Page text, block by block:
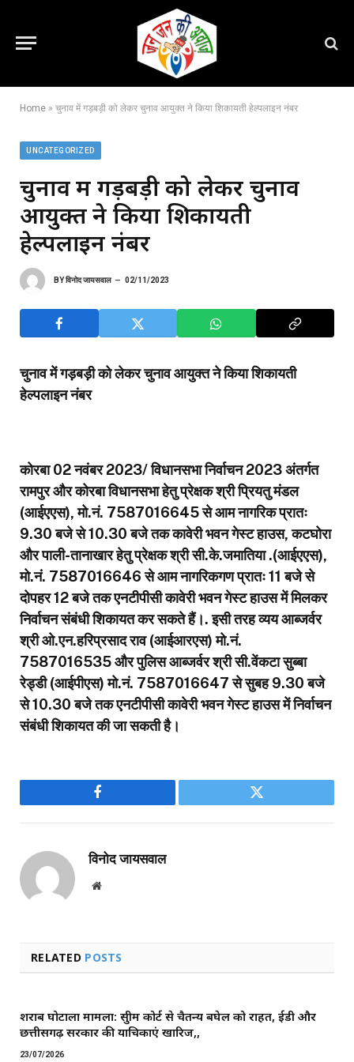
Home » चुनाव में गड़बड़ी को लेकर चुनाव आयुक्त ने किया शिकायती हेल्पलाइन नंबर
UNCATEGORIZED
चुनाव में गड़बड़ी को लेकर चुनाव
आयुक्त ने किया शिकायती
हेल्पलाइन नंबर
BYविनोद जायसवाल 02/11/2023
चुनाव में गड़बड़ी को लेकर चुनाव आयुक्त ने किया शिकायती
हेल्पलाइन नंबर
कोरबा 02 नवंबर 2023/ विधानसभा निर्वाचन 2023 अंतर्गत
रामपुर और कोरबा विधानसभा हेतु प्रेक्षक श्री प्रियतु मंडल
(आईएएस), मो.नं. 7587016645 से आम नागरिक प्रातः
9.30 बजे से 10.30 बजे तक कावेरी भवन गेस्ट हाउस, कटघोरा
और पाली-तानाखार हेतु प्रेक्षक श्री सी.के.जमातिया .(आईएएस),
मो.नं. 7587016646 से आम नागरिकगण प्रातः 11 बजे से
दोपहर 12 बजे तक एनटीपीसी कावेरी भवन गेस्ट हाउस में मिलकर
निर्वाचन संबंधी शिकायत कर सकते हैं।. इसी तरह व्यय आब्जर्वर
श्री ओ.एन.हरिप्रसाद राव (आईआरएस) मो.नं.
7587016535 और पुलिस आब्जर्वर श्री सी.वेंकटा सुब्बा
रेड्डी (आईपीएस) मो.नं. 7587016647 से सुबह 9.30 बजे
से 10.30 बजे तक एनटीपीसी कावेरी भवन गेस्ट हाउस में निर्वाचन
संबंधी शिकायत की जा सकती है।
Facebook Twitter
विनोद जायसवाल
Website
RELATED POSTS
शराब घोटाला मामला: सुप्रीम कोर्ट से चैतन्य बघेल को राहत, ईडी और
छत्तीसगढ़ सरकार की याचिकाएं खारिज,,
23/07/2026